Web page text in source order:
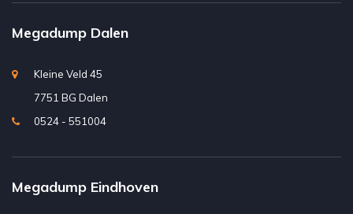
Megadump Dalen
Kleine Veld 45
7751 BG Dalen
0524 - 551004
Megadump Eindhoven